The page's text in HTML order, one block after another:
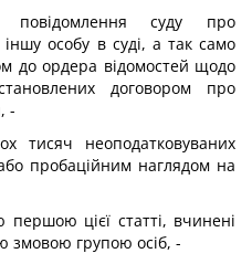
повідомлення суду про
особу в суді, а так само
до ордера відомостей щодо
договором про
-
тисяч неоподатковуваних
пробаційним наглядом на
цієї статті, вчинені
змовою групою осіб, -